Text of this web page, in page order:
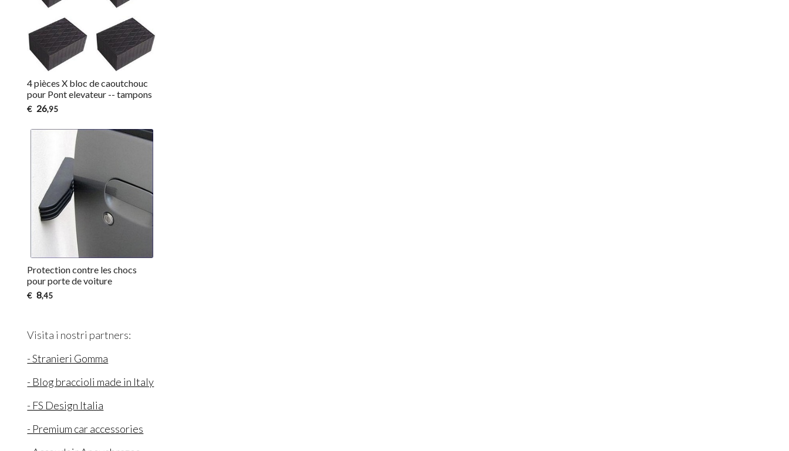
4 pièces X bloc de caoutchouc
pour Pont elevateur -- tampons
€ 26,95
Protection contre les chocs
pour porte de voiture
€ 8,45
Visita i nostri partners:
- Stranieri Gomma
- Blog braccioli made in Italy
- FS Design Italia
- Premium car accessories